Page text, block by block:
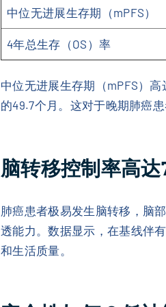
中位无进展生存期（mPFS）
4年总生存（OS）率
中位无进展生存期（mPFS）
的49.7个月。这对于晚期肺癌
脑转移控制率高
肺癌患者极易发生脑转移，脑
透能力。数据显示，在基线伴
和生活质量。